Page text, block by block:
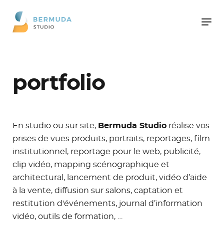
portfolio
En studio ou sur site, Bermuda Studio réalise vos
prises de vues produits, portraits, reportages, film
institutionnel, reportage pour le web, publicité,
clip vidéo, mapping scénographique et
architectural, lancement de produit, vidéo d’aide
à la vente, diffusion sur salons, captation et
restitution d'événements, journal d’information
vidéo, outils de formation, …